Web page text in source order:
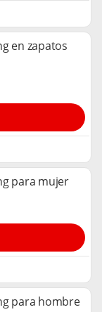
en zapatos
para mujer
para hombre